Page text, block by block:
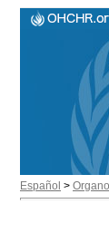
Español >